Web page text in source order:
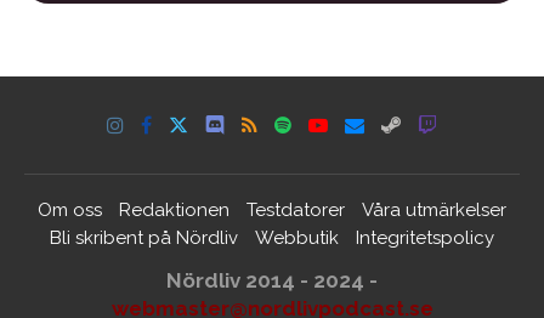
Om oss Redaktionen Testdatorer
Våra utmärkelser
Bli skribent på Nördliv
Webbutik Integritetspolicy
Nördliv 2014 - 2024 -
webmaster@nordlivpodcast.se